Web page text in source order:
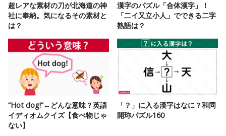
超レアな素材の刀が北海道の神
社に奉納。気になるその素材と
は？
漢字のパズル「合体漢字」！
「二イ又立小人」でできる二字
熟語は？
“Hot dog!”←どんな意味？英語
イディオムクイズ【食べ物じゃ
ない】
「？」に入る漢字はなに？和同
開珎パズル160